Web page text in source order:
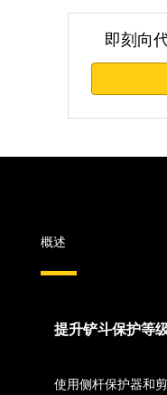
即刻向
概述
提升铲斗保护等
使用侧杆保护器和